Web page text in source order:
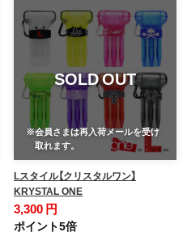
SOLD OUT
※会員さまは再入荷メールを受け
取れます。
Lスタイル【クリスタルワン】
KRYSTAL ONE
3,300 円
ポイント5倍